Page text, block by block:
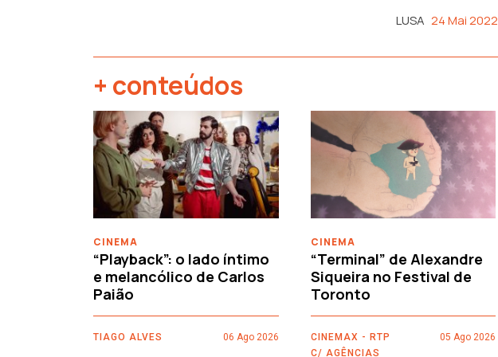
LUSA 24 Mai 2022
+ conteúdos
CINEMA
“Playback”: o lado íntimo
e melancólico de Carlos
Paião
TIAGO ALVES 06 Ago 2026
CINEMA
“Terminal” de Alexandre
Siqueira no Festival de
Toronto
CINEMAX - RTP
C/ AGÊNCIAS
05 Ago 2026
‹